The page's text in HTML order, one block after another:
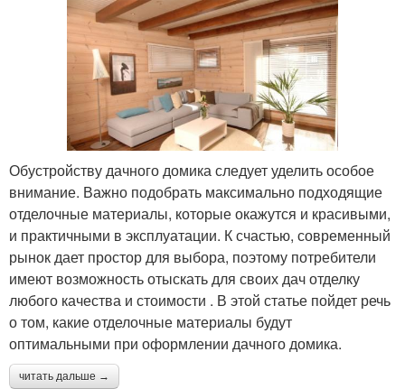
Обустройству дачного домика следует уделить особое
внимание. Важно подобрать максимально подходящие
отделочные материалы, которые окажутся и красивыми,
и практичными в эксплуатации. К счастью, современный
рынок дает простор для выбора, поэтому потребители
имеют возможность отыскать для своих дач отделку
любого качества и стоимости . В этой статье пойдет речь
о том, какие отделочные материалы будут
оптимальными при оформлении дачного домика.
читать дальше →